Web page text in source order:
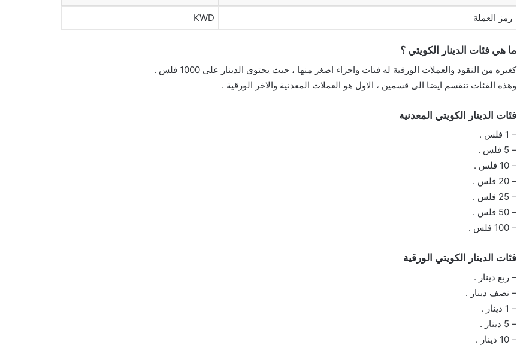
رمز العملة KWD
ما هي فئات الدينار الكويتي ؟
كغيره من النقود والعملات الورقية له فئات واجزاء اصغر منها ، حيث يحتوي الدينار على 1000 فلس .
وهذه الفئات تنقسم ايضا الى قسمين ، الاول هو العملات المعدنية والاخر الورقية .
فئات الدينار الكويتي المعدنية
– 1 فلس .
– 5 فلس .
– 10 فلس .
– 20 فلس .
– 25 فلس .
– 50 فلس .
– 100 فلس .
فئات الدينار الكويتي الورقية
– ربع دينار .
– نصف دينار .
– 1 دينار .
– 5 دينار .
– 10 دينار .